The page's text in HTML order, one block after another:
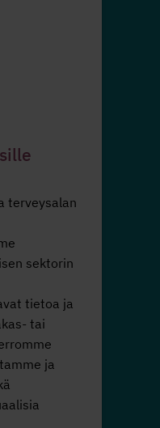
terveysalan
sektorin
tietoa ja
tai
ja